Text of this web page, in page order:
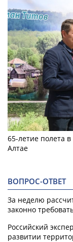
65-летие полета
Алтае
ВОПРОС-ОТВЕТ
За неделю
законно
Российский
развитии